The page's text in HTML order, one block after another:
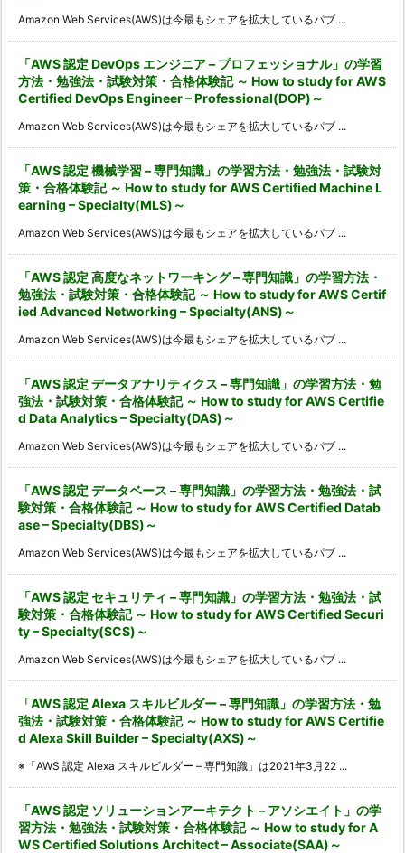
Amazon Web Services(AWS)は今最もシェアを拡大しているパブ ...
「AWS 認定 DevOps エンジニア – プロフェッショナル」の学習
方法・勉強法・試験対策・合格体験記 ～ How to study for AWS
Certified DevOps Engineer – Professional(DOP)～
Amazon Web Services(AWS)は今最もシェアを拡大しているパブ ...
「AWS 認定 機械学習 – 専門知識」の学習方法・勉強法・試験対
策・合格体験記 ～ How to study for AWS Certified Machine L
earning – Specialty(MLS)～
Amazon Web Services(AWS)は今最もシェアを拡大しているパブ ...
「AWS 認定 高度なネットワーキング – 専門知識」の学習方法・
勉強法・試験対策・合格体験記 ～ How to study for AWS Certif
ied Advanced Networking – Specialty(ANS)～
Amazon Web Services(AWS)は今最もシェアを拡大しているパブ ...
「AWS 認定 データアナリティクス – 専門知識」の学習方法・勉
強法・試験対策・合格体験記 ～ How to study for AWS Certifie
d Data Analytics – Specialty(DAS)～
Amazon Web Services(AWS)は今最もシェアを拡大しているパブ ...
「AWS 認定 データベース – 専門知識」の学習方法・勉強法・試
験対策・合格体験記 ～ How to study for AWS Certified Datab
ase – Specialty(DBS)～
Amazon Web Services(AWS)は今最もシェアを拡大しているパブ ...
「AWS 認定 セキュリティ – 専門知識」の学習方法・勉強法・試
験対策・合格体験記 ～ How to study for AWS Certified Securi
ty – Specialty(SCS)～
Amazon Web Services(AWS)は今最もシェアを拡大しているパブ ...
「AWS 認定 Alexa スキルビルダー – 専門知識」の学習方法・勉
強法・試験対策・合格体験記 ～ How to study for AWS Certifie
d Alexa Skill Builder – Specialty(AXS)～
※「AWS 認定 Alexa スキルビルダー – 専門知識」は2021年3月22 ...
「AWS 認定 ソリューションアーキテクト – アソシエイト」の学
習方法・勉強法・試験対策・合格体験記 ～ How to study for A
WS Certified Solutions Architect – Associate(SAA)～